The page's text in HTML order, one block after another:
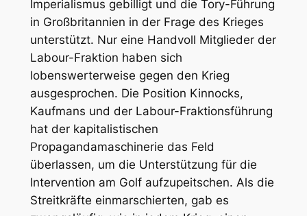
Imperialismus gebilligt und die Tory-Führung
in Großbritannien in der Frage des Krieges
unterstützt. Nur eine Handvoll Mitglieder der
Labour-Fraktion haben sich
lobenswerterweise gegen den Krieg
ausgesprochen. Die Position Kinnocks,
Kaufmans und der Labour-Fraktionsführung
hat der kapitalistischen
Propagandamaschinerie das Feld
überlassen, um die Unterstützung für die
Intervention am Golf aufzupeitschen. Als die
Streitkräfte einmarschierten, gab es